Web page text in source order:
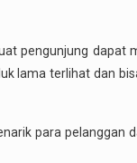
pengunjung dapat
lama terlihat dan
para pelanggan